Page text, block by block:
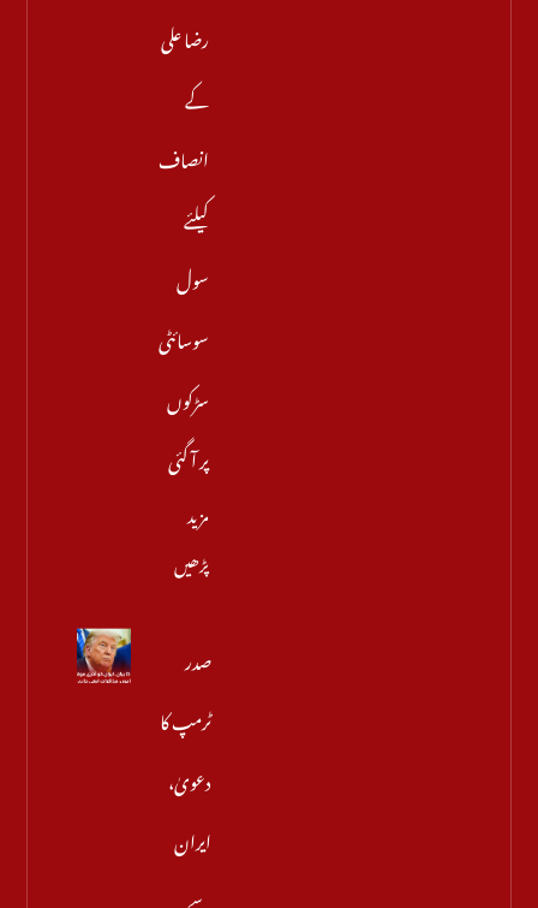
رضا علی
کے
انصاف
کیلئے
سول
سوسائٹی
سڑکوں
پر آ گئی
مزید
پڑھیں
صدر
ٹرمپ کا
دعویٰ،
ایران
سے